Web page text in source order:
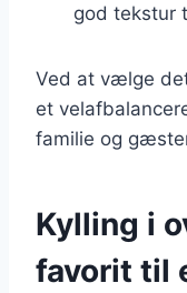
god tekstur
Ved at vælge
et
familie og
Kylling i
favorit til